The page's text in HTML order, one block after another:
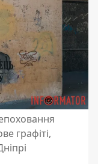
графіті,